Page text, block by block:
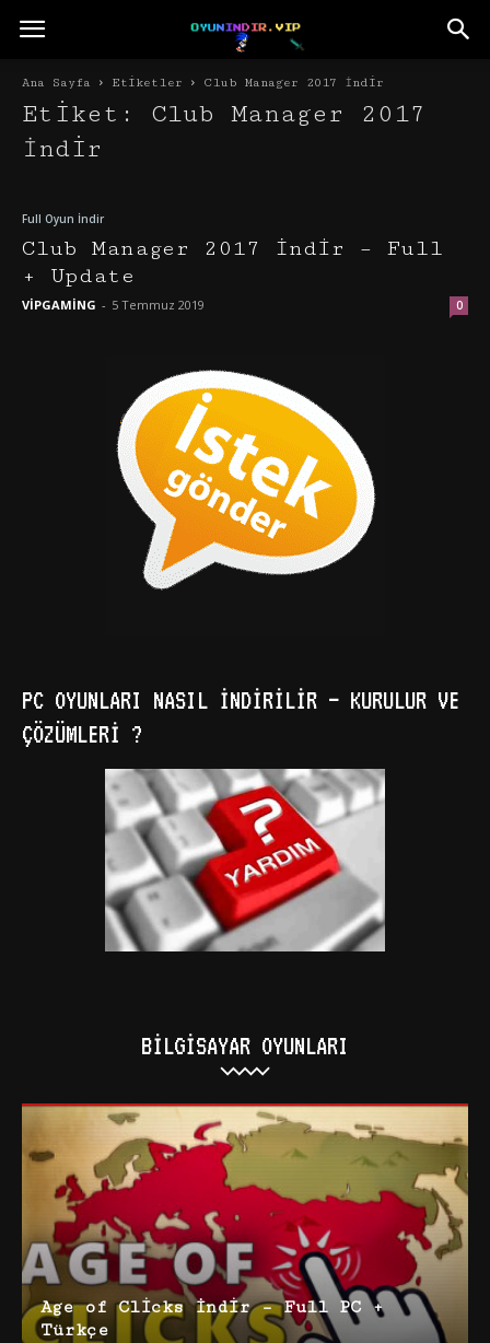
Ana Sayfa Etiketler Club Manager 2017 İndir
Etiket: Club Manager 2017
İndir
Full Oyun İndir
Club Manager 2017 İndir – Full
+ Update
VİPGAMİNG - 5 Temmuz 2019 0
PC OYUNLARI NASIL İNDIRILIR – KURULUR VE
ÇÖZÜMLERI ?
BILGISAYAR OYUNLARI
Age of Clicks İndir – Full PC +
Türkçe